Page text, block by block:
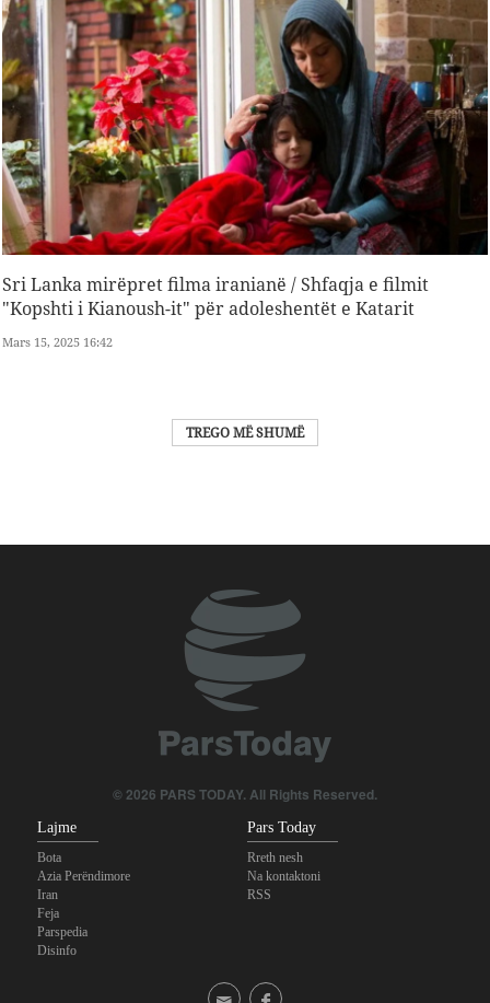
Sri Lanka mirëpret filma iranianë / Shfaqja e filmit
"Kopshti i Kianoush-it" për adoleshentët e Katarit
Mars 15, 2025 16:42
TREGO MË SHUMË
© 2026 PARS TODAY. All Rights Reserved.
Lajme
Bota
Azia Perëndimore
Iran
Feja
Parspedia
Disinfo
Pars Today
Rreth nesh
Na kontaktoni
RSS